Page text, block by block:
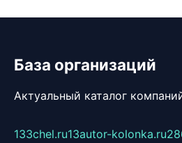
База организаций
Актуальный каталог
133chel.ru13autor-kolonka.ru